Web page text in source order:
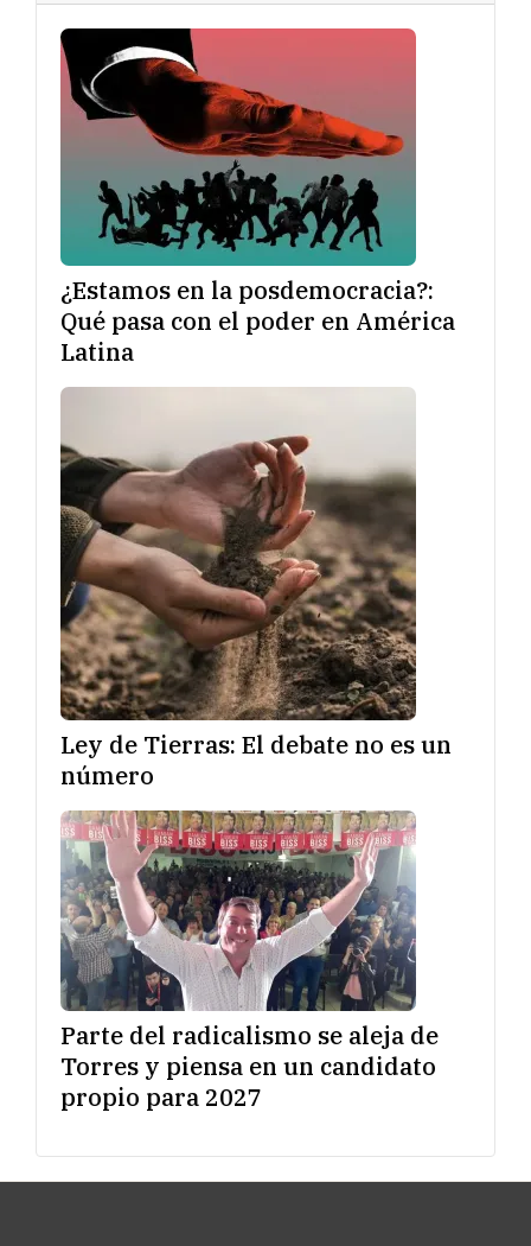
¿Estamos en la posdemocracia?:
Qué pasa con el poder en América
Latina
Ley de Tierras: El debate no es un
número
Parte del radicalismo se aleja de
Torres y piensa en un candidato
propio para 2027